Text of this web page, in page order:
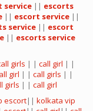
service || escorts
|| escort service ||
service || escort
|| escorts service
girls | | call girl | |
girl | | call girls | |
girls | | call girl
escort|| kolkata vip